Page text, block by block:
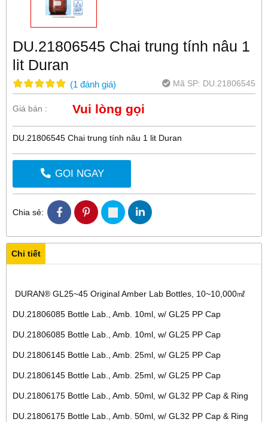
DU.21806545 Chai trung tính nâu 1
lit Duran
(1 đánh giá) Mã SP: DU.21806545
Giá bán : Vui lòng gọi
DU.21806545 Chai trung tính nâu 1 lit Duran
GỌI NGAY
Chia sẻ:
Chi tiết
DURAN® GL25~45 Original Amber Lab Bottles, 10~10,000㎖
DU.21806085 Bottle Lab., Amb. 10ml, w/ GL25 PP Cap
DU.21806085 Bottle Lab., Amb. 10ml, w/ GL25 PP Cap
DU.21806145 Bottle Lab., Amb. 25ml, w/ GL25 PP Cap
DU.21806145 Bottle Lab., Amb. 25ml, w/ GL25 PP Cap
DU.21806175 Bottle Lab., Amb. 50ml, w/ GL32 PP Cap & Ring
DU.21806175 Bottle Lab., Amb. 50ml, w/ GL32 PP Cap & Ring